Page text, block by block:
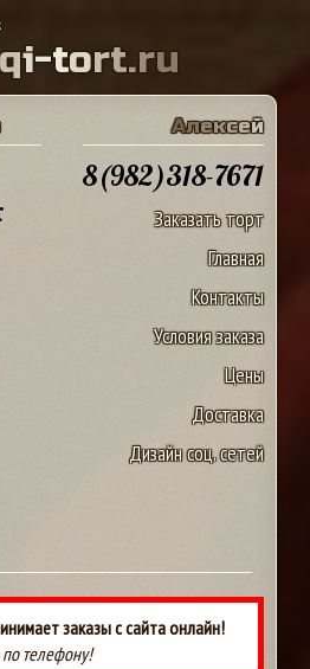
qi-tort.ru
Алексей
8(982)318-7671
Заказать торт
Главная
Контакты
Условия заказа
Цены
Доставка
Дизайн соц. сетей
заказы с сайта онлайн!
телефону!